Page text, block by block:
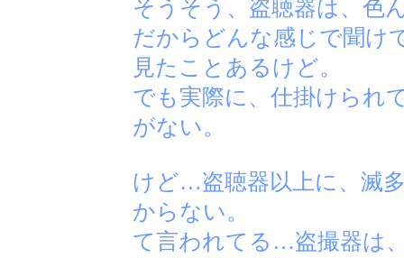
そうそう、盗聴器は、色
だからどんな感じで聞け
見たことあるけど。
でも実際に、仕掛けられ
がない。
けど…盗聴器以上に、滅
からない。
て言われてる…盗撮器は